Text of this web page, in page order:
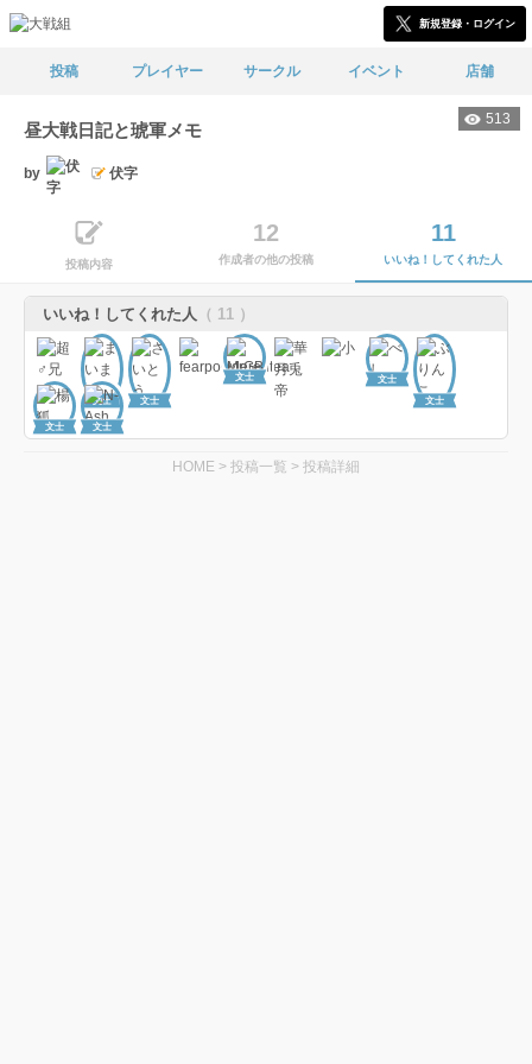
新規登録・ログイン
投稿 プレイヤー サークル イベント 店舗
513
昼大戦日記と琥軍メモ
by 伏字
投稿内容
12
作成者の他の投稿
11
いいね！してくれた人
いいね！してくれた人 （ 11 ）
文士 文士
文士 文士
文士
文士 文士
HOME > 投稿一覧 > 投稿詳細